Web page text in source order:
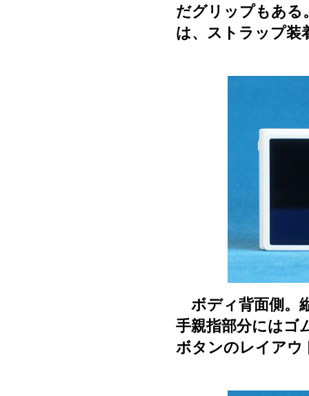
だグリップもある
は、ストラップ装
ボディ背面側。
手親指部分にはゴ
ボタンのレイアウ